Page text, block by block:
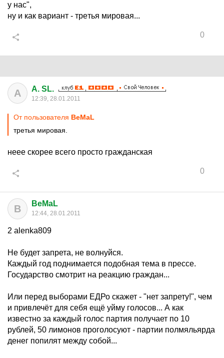
у нас",
ну и как вариант - трeтья мирoвaя...
0
A A. SL.
12:39, 28.01.2011
От пользователя BeMaL
трeтья мирoвaя.
неее скорее всего просто гражданская
0
B BeMaL
12:44, 28.01.2011
2 alenka809
Не будет запрета, не волнуйся.
Каждый год поднимается подобная тема в прессе.
Государство смотрит на реакцию граждан...
Или перед выборами ЕДРо скажет - "нет запрету!", чем
и привлечёт для себя ещё уйму голосов... А как
известно за каждый голос партия получает по 10
рублей, 50 лимонов проголосуют - партии полмяльярда
денег попилят между собой...